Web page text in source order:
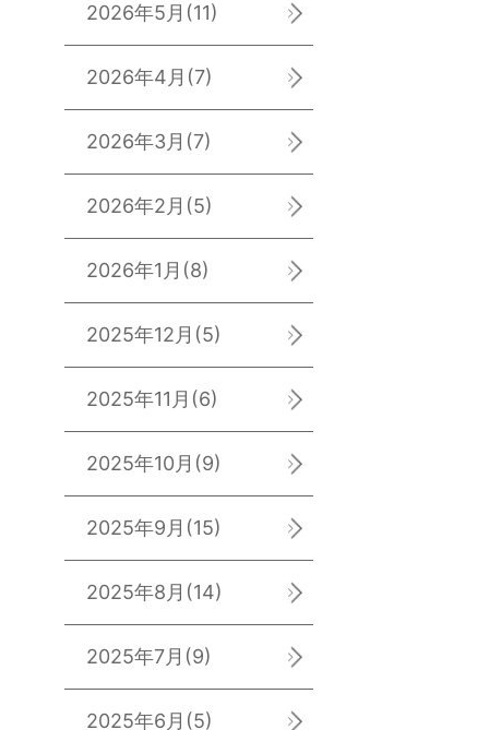
2026年5月 (11)
2026年4月 (7)
2026年3月 (7)
2026年2月 (5)
2026年1月 (8)
2025年12月 (5)
2025年11月 (6)
2025年10月 (9)
2025年9月 (15)
2025年8月 (14)
2025年7月 (9)
2025年6月 (5)